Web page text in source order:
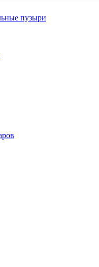
пузыри